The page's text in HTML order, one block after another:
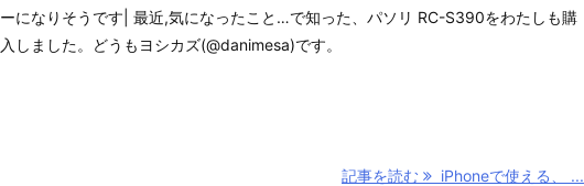
ーになりそうです| 最近,気になったこと…で知った、パソリ RC-S390をわたしも購
入しました。どうもヨシカズ(@danimesa)です。
記事を読む iPhoneで使える、 ...